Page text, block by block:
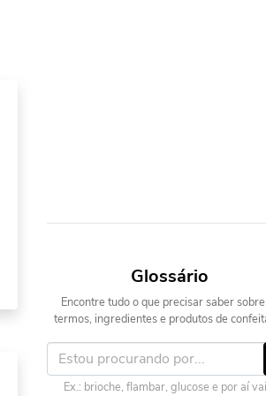
Glossário
Encontre tudo o que precisar saber
termos, ingredientes e produtos de
Ex.: brioche, flambar, glucose e por aí